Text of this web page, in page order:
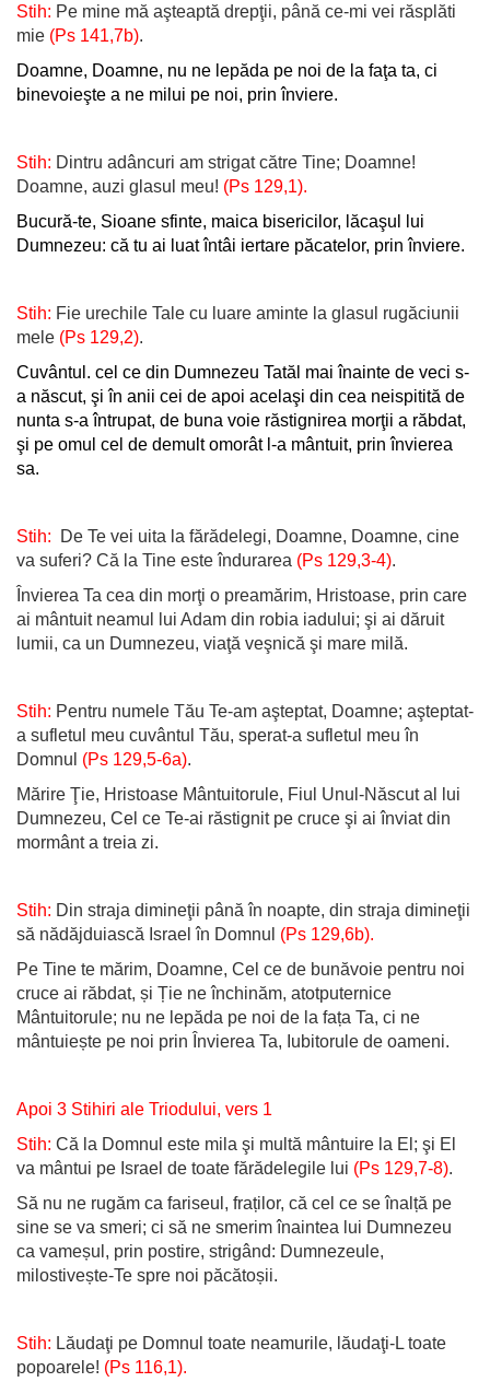
Stih: Pe mine mă aşteaptă drepţii, până ce-mi vei răsplăti
mie (Ps 141,7b).
Doamne, Doamne, nu ne lepăda pe noi de la faţa ta, ci
binevoieşte a ne milui pe noi, prin înviere.
Stih: Dintru adâncuri am strigat către Tine; Doamne!
Doamne, auzi glasul meu! (Ps 129,1).
Bucură-te, Sioane sfinte, maica bisericilor, lăcaşul lui
Dumnezeu: că tu ai luat întâi iertare păcatelor, prin înviere.
Stih: Fie urechile Tale cu luare aminte la glasul rugăciunii
mele (Ps 129,2).
Cuvântul. cel ce din Dumnezeu Tatăl mai înainte de veci s-
a născut, şi în anii cei de apoi acelaşi din cea neispitită de
nunta s-a întrupat, de buna voie răstignirea morţii a răbdat,
şi pe omul cel de demult omorât l-a mântuit, prin învierea
sa.
Stih:
De Te vei uita la fărădelegi, Doamne, Doamne, cine
va suferi? Că la Tine este îndurarea (Ps 129,3-4).
Învierea Ta cea din morţi o preamărim, Hristoase, prin care
ai mântuit neamul lui Adam din robia iadului; şi ai dăruit
lumii, ca un Dumnezeu, viaţă veşnică şi mare milă.
Stih: Pentru numele Tău Te-am aşteptat, Doamne; aşteptat-
a sufletul meu cuvântul Tău, sperat-a sufletul meu în
Domnul (Ps 129,5-6a).
Mărire Ţie, Hristoase Mântuitorule, Fiul Unul-Născut al lui
Dumnezeu, Cel ce Te-ai răstignit pe cruce şi ai înviat din
mormânt a treia zi.
Stih: Din straja dimineţii până în noapte, din straja dimineţii
să nădăjduiască Israel în Domnul (Ps 129,6b).
Pe Tine te mărim, Doamne, Cel ce de bunăvoie pentru noi
cruce ai răbdat, și Ție ne închinăm, atotputernice
Mântuitorule; nu ne lepăda pe noi de la fața Ta, ci ne
mântuiește pe noi prin Învierea Ta, Iubitorule de oameni.
Apoi 3 Stihiri ale Triodului, vers 1
Stih: Că la Domnul este mila şi multă mântuire la El; şi El
va mântui pe Israel de toate fărădelegile lui (Ps 129,7-8).
Să nu ne rugăm ca fariseul, fraților, că cel ce se înalță pe
sine se va smeri; ci să ne smerim înaintea lui Dumnezeu
ca vameșul, prin postire, strigând: Dumnezeule,
milostivește-Te spre noi păcătoșii.
Stih: Lăudaţi pe Domnul toate neamurile, lăudaţi-L toate
popoarele! (Ps 116,1).